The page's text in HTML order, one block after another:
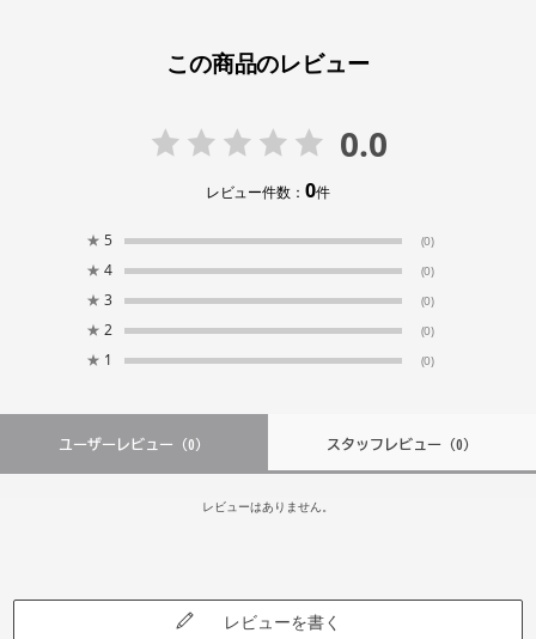
この商品のレビュー
0.0
レビュー件数：0件
★ 5 (0)
★ 4 (0)
★ 3 (0)
★ 2 (0)
★ 1 (0)
ユーザーレビュー （0） スタッフレビュー（0）
レビューはありません。
レビューを書く